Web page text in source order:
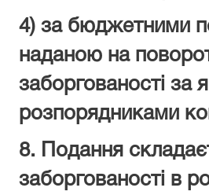
4) за бюджетними
наданою на
заборгованості за
розпорядниками
8. Подання
заборгованості в